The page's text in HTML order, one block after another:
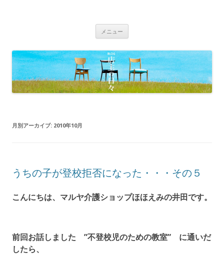
市・塩尻市 木の家具、こだわりの家
具の専門店
メニュー
テ
ン
ツ
へ
移
月別アーカイブ: 2010年10月
うちの子が登校拒否になった・・・その５
こんにちは、マルヤ介護ショップほほえみの井田です。
前回お話しました ”不登校児のための教室” に通いだ
したら、